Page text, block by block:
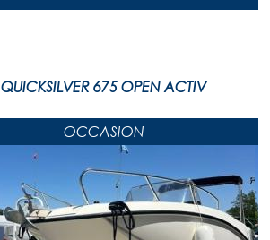
QUICKSILVER 675 OPEN ACTIV
OCCASION